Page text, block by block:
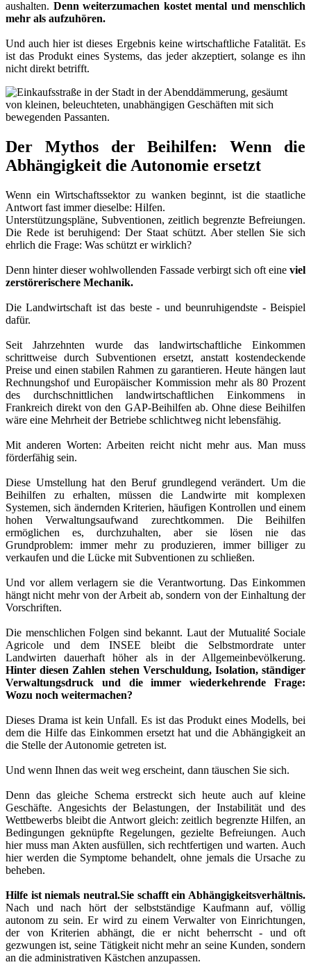
aushalten. Denn weiterzumachen kostet mental und menschlich
mehr als aufzuhören.
Und auch hier ist dieses Ergebnis keine wirtschaftliche Fatalität. Es
ist das Produkt eines Systems, das jeder akzeptiert, solange es ihn
nicht direkt betrifft.
Der Mythos der Beihilfen: Wenn die
Abhängigkeit die Autonomie ersetzt
Wenn ein Wirtschaftssektor zu wanken beginnt, ist die staatliche
Antwort fast immer dieselbe: Hilfen.
Unterstützungspläne, Subventionen, zeitlich begrenzte Befreiungen.
Die Rede ist beruhigend: Der Staat schützt. Aber stellen Sie sich
ehrlich die Frage: Was schützt er wirklich?
Denn hinter dieser wohlwollenden Fassade verbirgt sich oft eine viel
zerstörerischere Mechanik.
Die Landwirtschaft ist das beste - und beunruhigendste - Beispiel
dafür.
Seit Jahrzehnten wurde das landwirtschaftliche Einkommen
schrittweise durch Subventionen ersetzt, anstatt kostendeckende
Preise und einen stabilen Rahmen zu garantieren. Heute hängen laut
Rechnungshof und Europäischer Kommission mehr als 80 Prozent
des durchschnittlichen landwirtschaftlichen Einkommens in
Frankreich direkt von den GAP-Beihilfen ab. Ohne diese Beihilfen
wäre eine Mehrheit der Betriebe schlichtweg nicht lebensfähig.
Mit anderen Worten: Arbeiten reicht nicht mehr aus. Man muss
förderfähig sein.
Diese Umstellung hat den Beruf grundlegend verändert. Um die
Beihilfen zu erhalten, müssen die Landwirte mit komplexen
Systemen, sich ändernden Kriterien, häufigen Kontrollen und einem
hohen Verwaltungsaufwand zurechtkommen. Die Beihilfen
ermöglichen es, durchzuhalten, aber sie lösen nie das
Grundproblem: immer mehr zu produzieren, immer billiger zu
verkaufen und die Lücke mit Subventionen zu schließen.
Und vor allem verlagern sie die Verantwortung. Das Einkommen
hängt nicht mehr von der Arbeit ab, sondern von der Einhaltung der
Vorschriften.
Die menschlichen Folgen sind bekannt. Laut der Mutualité Sociale
Agricole und dem INSEE bleibt die Selbstmordrate unter
Landwirten dauerhaft höher als in der Allgemeinbevölkerung.
Hinter diesen Zahlen stehen Verschuldung, Isolation, ständiger
Verwaltungsdruck und die immer wiederkehrende Frage:
Wozu noch weitermachen?
Dieses Drama ist kein Unfall. Es ist das Produkt eines Modells, bei
dem die Hilfe das Einkommen ersetzt hat und die Abhängigkeit an
die Stelle der Autonomie getreten ist.
Und wenn Ihnen das weit weg erscheint, dann täuschen Sie sich.
Denn das gleiche Schema erstreckt sich heute auch auf kleine
Geschäfte. Angesichts der Belastungen, der Instabilität und des
Wettbewerbs bleibt die Antwort gleich: zeitlich begrenzte Hilfen, an
Bedingungen geknüpfte Regelungen, gezielte Befreiungen. Auch
hier muss man Akten ausfüllen, sich rechtfertigen und warten. Auch
hier werden die Symptome behandelt, ohne jemals die Ursache zu
beheben.
Hilfe ist niemals neutral.Sie schafft ein Abhängigkeitsverhältnis.
Nach und nach hört der selbstständige Kaufmann auf, völlig
autonom zu sein. Er wird zu einem Verwalter von Einrichtungen,
der von Kriterien abhängt, die er nicht beherrscht - und oft
gezwungen ist, seine Tätigkeit nicht mehr an seine Kunden, sondern
an die administrativen Kästchen anzupassen.